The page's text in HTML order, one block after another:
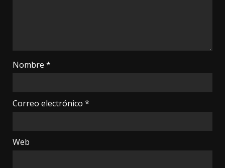
Nombre *
Correo electrónico *
Web